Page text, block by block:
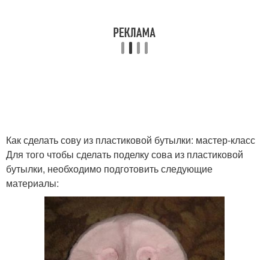
Сова из осенних
листьев
Смешная сова
Большая сова
Сова на пенопластовой
основе
Как сделать сову из пластиковой бутылки: мастер-класс
Для того чтобы сделать поделку сова из пластиковой
бутылки, необходимо подготовить следующие
материалы: